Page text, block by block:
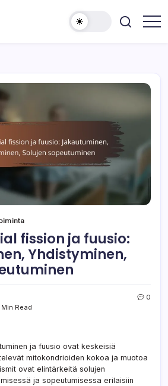
fission ja fuusio:
Yhdistyminen,
Min Read
0
ja fuusio ovat keskeisiä
mitokondrioiden kokoa ja muotoa
ovat elintärkeitä solujen
ja sopeutumisessa erilaisiin